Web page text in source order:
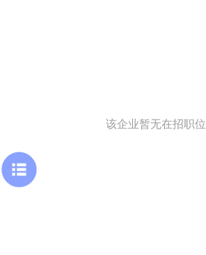
该企业暂无在招职位